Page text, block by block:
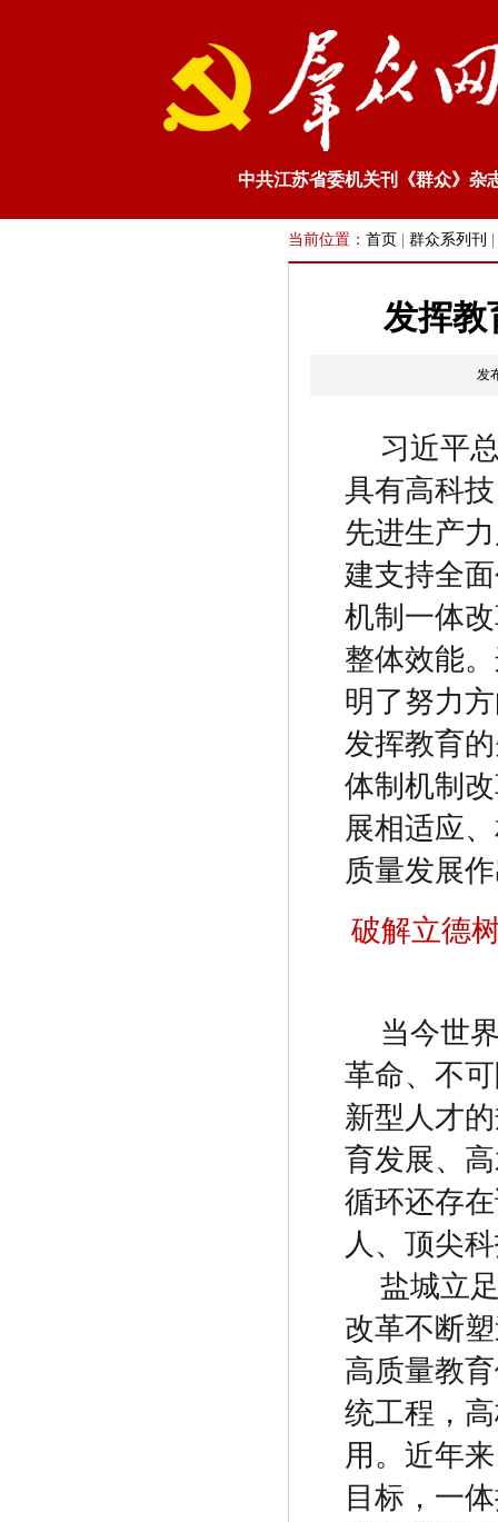
中共江苏省委机关刊《群众》杂
当前位置： 首页 群众系列刊
发挥
发
习近平
具有高科
先进生产
建支持全
机制一体
整体效能
明了努力
发挥教育
体制机制
展相适应
质量发展
破解立德
当今世
革命、不
新型人才
育发展、
循环还存
人、顶尖
盐城立
改革不断
高质量教
统工程，
用。近年
目标，一